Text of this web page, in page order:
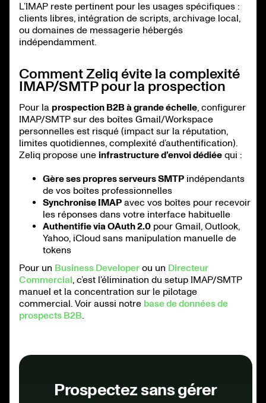
L’IMAP reste pertinent pour les usages spécifiques :
clients libres, intégration de scripts, archivage local,
ou domaines de messagerie hébergés
indépendamment.
Comment Zeliq évite la complexité
IMAP/SMTP pour la prospection
Pour la prospection B2B à grande échelle, configurer
IMAP/SMTP sur des boîtes Gmail/Workspace
personnelles est risqué (impact sur la réputation,
limites quotidiennes, complexité d’authentification).
Zeliq propose une infrastructure d’envoi dédiée qui :
Gère ses propres serveurs SMTP indépendants
de vos boîtes professionnelles
Synchronise IMAP avec vos boîtes pour recevoir
les réponses dans votre interface habituelle
Authentifie via OAuth 2.0 pour Gmail, Outlook,
Yahoo, iCloud sans manipulation manuelle de
tokens
Pour un Business Developer ou un Directeur
Commercial, c’est l’élimination du setup IMAP/SMTP
manuel et la concentration sur le pilotage
commercial. Voir aussi notre base de données de
prospects B2B.
Prospectez sans gérer